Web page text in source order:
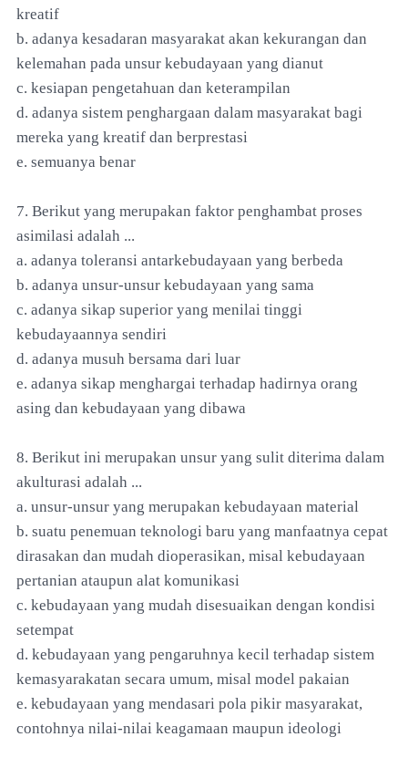
kreatif
b. adanya kesadaran masyarakat akan kekurangan dan
kelemahan pada unsur kebudayaan yang dianut
c. kesiapan pengetahuan dan keterampilan
d. adanya sistem penghargaan dalam masyarakat bagi
mereka yang kreatif dan berprestasi
e. semuanya benar
7. Berikut yang merupakan faktor penghambat proses
asimilasi adalah ...
a. adanya toleransi antarkebudayaan yang berbeda
b. adanya unsur-unsur kebudayaan yang sama
c. adanya sikap superior yang menilai tinggi
kebudayaannya sendiri
d. adanya musuh bersama dari luar
e. adanya sikap menghargai terhadap hadirnya orang
asing dan kebudayaan yang dibawa
8. Berikut ini merupakan unsur yang sulit diterima dalam
akulturasi adalah ...
a. unsur-unsur yang merupakan kebudayaan material
b. suatu penemuan teknologi baru yang manfaatnya cepat
dirasakan dan mudah dioperasikan, misal kebudayaan
pertanian ataupun alat komunikasi
c. kebudayaan yang mudah disesuaikan dengan kondisi
setempat
d. kebudayaan yang pengaruhnya kecil terhadap sistem
kemasyarakatan secara umum, misal model pakaian
e. kebudayaan yang mendasari pola pikir masyarakat,
contohnya nilai-nilai keagamaan maupun ideologi